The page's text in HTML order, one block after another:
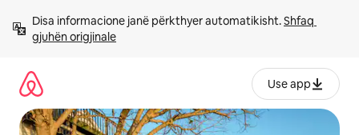
përmbajtja
Disa informacione janë përkthyer automatikisht. Shfaq
gjuhën origjinale
Use app